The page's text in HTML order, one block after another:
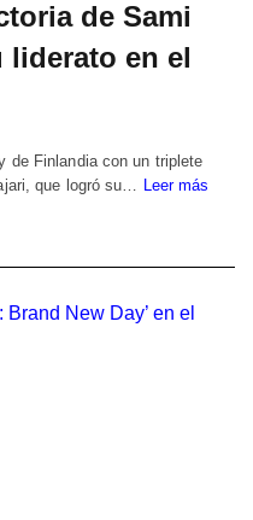
de Sami
liderato en el
de Finlandia con un triplete
que logró su… Leer más